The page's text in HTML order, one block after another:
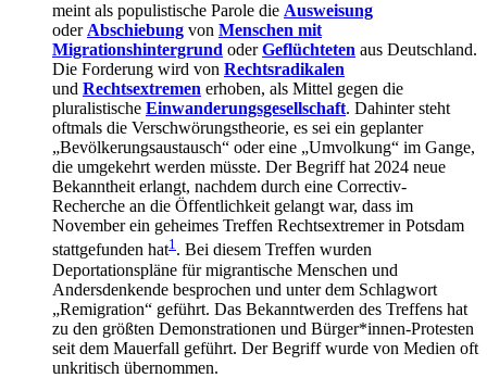
meint als populistische Parole die Ausweisung
oderAbschiebung von Menschen mit
Migrationshintergrund oderGeflüchteten aus Deutschland.
Die Forderung wird von Rechtsradikalen
und Rechtsextremen erhoben, als Mittel gegen die
pluralistische Einwanderungsgesellschaft. Dahinter steht
oftmals die Verschwörungstheorie, es sei ein geplanter
„Bevölkerungsaustausch“ oder eine „Umvolkung“ im Gange,
die umgekehrt werden müsste. Der Begriff hat 2024 neue
Bekanntheit erlangt, nachdem durch eine Correctiv-
Recherche an die Öffentlichkeit gelangt war, dass im
November ein geheimes Treffen Rechtsextremer in Potsdam
stattgefunden hat1. Bei diesem Treffen wurden
Deportationspläne für migrantische Menschen und
Andersdenkende besprochen und unter dem Schlagwort
„Remigration“ geführt. Das Bekanntwerden des Treffens hat
zu den größten Demonstrationen und Bürger*innen-Protesten
seit dem Mauerfall geführt. Der Begriff wurde von Medien oft
unkritisch übernommen.